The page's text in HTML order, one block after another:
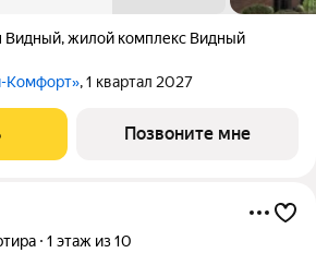
Видный,жилой комплекс Видный
Комфорт», 1 квартал 2027
Позвоните мне
1 этаж из 10